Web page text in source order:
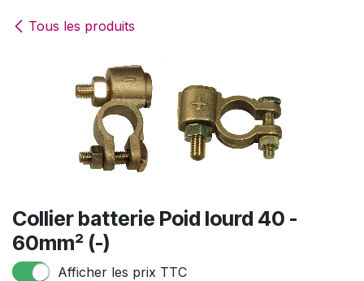
Tous les produits
Collier batterie Poid lourd 40 -
60mm² (-)
Afficher les prix TTC